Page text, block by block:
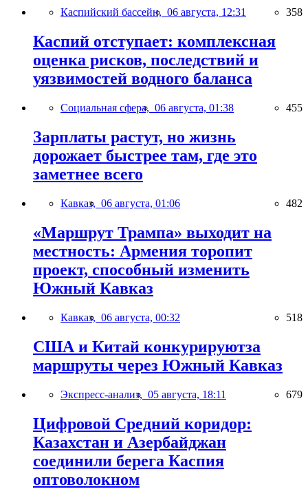
Каспийский бассейн, 06 августа, 12:31 358
Каспий отступает: комплексная
оценка рисков, последствий и
уязвимостей водного баланса
Социальная сфера, 06 августа, 01:38 455
Зарплаты растут, но жизнь
дорожает быстрее там, где это
заметнее всего
Кавказ, 06 августа, 01:06 482
«Маршрут Трампа» выходит на
местность: Армения торопит
проект, способный изменить
Южный Кавказ
Кавказ, 06 августа, 00:32 518
США и Китай конкурируютза
маршруты через Южный Кавказ
Экспресс-анализ, 05 августа, 18:11 679
Цифровой Средний коридор:
Казахстан и Азербайджан
соединили берега Каспия
оптоволокном